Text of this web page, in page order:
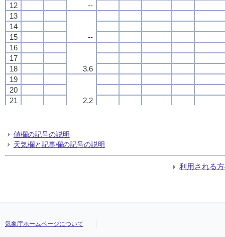
--
12
13
--
14
15
16
3.6
17
18
19
2.2
20
21
24
--
12
13
--
14
15
16
3.6
17
18
19
2.2
20
21
24
--
12
13
--
14
15
16
3.6
17
18
19
2.2
20
21
24
--
12
13
--
14
15
16
3.6
17
18
19
2.2
20
21
24
値欄の記号の説明
天気欄と記事欄の記号の説明
利用される
気象庁ホームページについて